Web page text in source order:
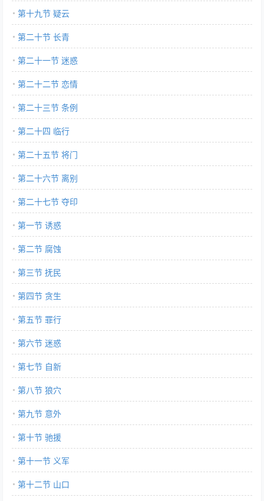
第十九节 疑云
第二十节 长青
第二十一节 迷惑
第二十二节 恋情
第二十三节 条例
第二十四 临行
第二十五节 将门
第二十六节 离别
第二十七节 夺印
第一节 诱惑
第二节 腐蚀
第三节 抚民
第四节 贪生
第五节 罪行
第六节 迷惑
第七节 自新
第八节 狼穴
第九节 意外
第十节 驰援
第十一节 义军
第十二节 山口